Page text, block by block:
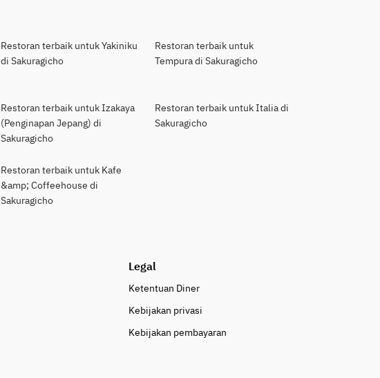
Restoran terbaik untuk Yakiniku
di Sakuragicho
Restoran terbaik untuk
Tempura di Sakuragicho
Restoran terbaik untuk Izakaya
(Penginapan Jepang) di
Sakuragicho
Restoran terbaik untuk Italia di
Sakuragicho
Restoran terbaik untuk Kafe
&amp; Coffeehouse di
Sakuragicho
Legal
Ketentuan Diner
Kebijakan privasi
Kebijakan pembayaran